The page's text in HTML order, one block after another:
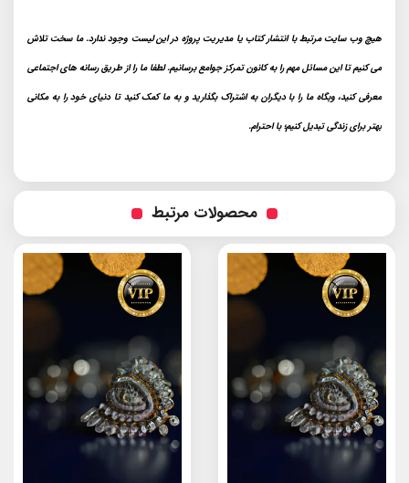
هیچ وب سایت مرتبط با انتشار کتاب یا مدیریت پروژه در این لیست وجود ندارد. ما سخت تلاش
می کنیم تا این مسائل مهم را به کانون تمرکز جوامع برسانیم. لطفا ما را از طریق رسانه های اجتماعی
معرفی کنید، وبگاه ما را با دیگران به اشتراک بگذارید و به ما کمک کنید تا دنیای خود را به مکانی
بهتر برای زندگی تبدیل کنیم؛ با احترام.
محصولات مرتبط